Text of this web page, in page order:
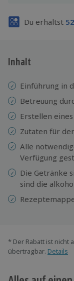
Du erhältst 52
Inhalt
Einführung in
Betreuung
Erstellen
Zutaten für
Alle
Verfügung
Die Getränke
sind die
* Der Rabatt ist nicht
übertragbar. Details